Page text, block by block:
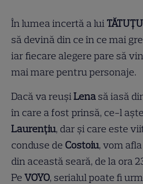
În lumea incertă a lui
să devină din ce în ce mai
iar fiecare alegere pare să
mai mare pentru personaje.
Dacă va reușiLena să iasă
în care a fost prinsă, ce-l
Laurențiu, dar și care este
conduse de Costoiu, vom
din această seară, de la ora
PeVOYO, serialul poate fi